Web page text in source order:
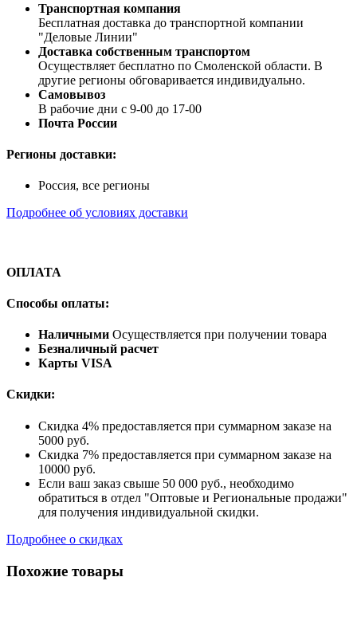
Транспортная компания
Бесплатная доставка до транспортной компании
"Деловые Линии"
Доставка собственным транспортом
Осуществляет бесплатно по Смоленской области. В
другие регионы обговаривается индивидуально.
Самовывоз
В рабочие дни с 9-00 до 17-00
Почта России
Регионы доставки:
Россия, все регионы
Подробнее об условиях доставки
ОПЛАТА
Способы оплаты:
Наличными Осуществляется при получении товара
Безналичный расчет
Карты VISA
Скидки:
Скидка 4% предоставляется при суммарном заказе на
5000 руб.
Скидка 7% предоставляется при суммарном заказе на
10000 руб.
Если ваш заказ свыше 50 000 руб., необходимо
обратиться в отдел "Оптовые и Региональные продажи"
для получения индивидуальной скидки.
Подробнее о скидках
Похожие товары